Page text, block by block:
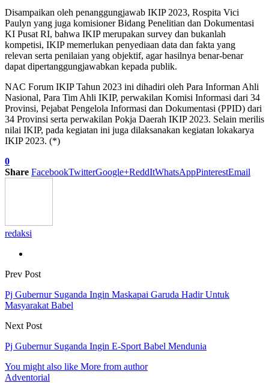
Disampaikan oleh penanggungjawab IKIP 2023, Rospita Vici
Paulyn yang juga komisioner Bidang Penelitian dan Dokumentasi
KI Pusat RI, bahwa IKIP merupakan survey dan bukanlah
kompetisi, IKIP memerlukan penyediaan data dan fakta yang
relevan serta penilaian yang objektif, agar hasilnya benar-benar
dapat dipertanggungjawabkan kepada publik.
NAC Forum IKIP Tahun 2023 ini dihadiri oleh Para Informan Ahli
Nasional, Para Tim Ahli IKIP, perwakilan Komisi Informasi dari 34
Provinsi, Pejabat Pengelola Informasi dan Dokumentasi (PPID) dari
34 Provinsi serta perwakilan Pokja Daerah IKIP 2023. Selain merilis
nilai IKIP, pada kegiatan ini juga dilaksanakan kegiatan lokakarya
IKIP 2023. (*)
0
Share FacebookTwitterGoogle+ReddItWhatsAppPinterestEmail
redaksi
Prev Post
Pj Gubernur Suganda Ingin Maskapai Garuda Hadir Untuk
Masyarakat Babel
Next Post
Pj Gubernur Suganda Ingin E-Sport Babel Mendunia
You might also like More from author
Adventorial